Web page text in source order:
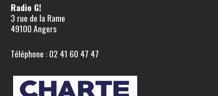
Radio G!
3 rue de la Rame
49100 Angers
Téléphone : 02 41 60 47 47